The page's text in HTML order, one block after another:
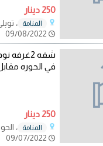
250 دينار
المنامة
،
شقه 2غرفه
في الحوره
250 دينار
المنامة
،